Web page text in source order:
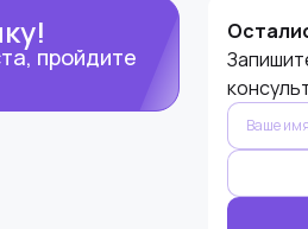
пройдите
это поле
пустым.